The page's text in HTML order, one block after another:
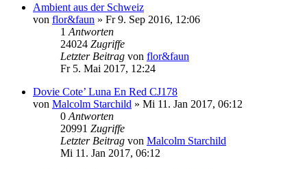
Ambient aus der Schweiz
von flor&faun » Fr 9. Sep 2016, 12:06
1 Antworten
24024 Zugriffe
Letzter Beitrag von flor&faun
Fr 5. Mai 2017, 12:24
Dovie Cote’ Luna En Red CJ178
von Malcolm Starchild » Mi 11. Jan 2017, 06:12
0 Antworten
20991 Zugriffe
Letzter Beitrag von Malcolm Starchild
Mi 11. Jan 2017, 06:12